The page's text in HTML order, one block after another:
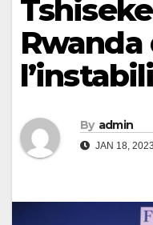
Rwanda
By admin
JAN 18, 2023